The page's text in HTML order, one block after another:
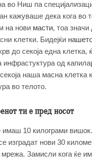
во Ниш па
кажуваше дека кога во
на нови масти, тоа значи
клетки. Бидејќи
до секоја една клетка,
инфрастуктура од
наша масна клетка
во телото.
ти е пред носот
имаш 10 килограми
изградат нови 30
Замисли кога ќе